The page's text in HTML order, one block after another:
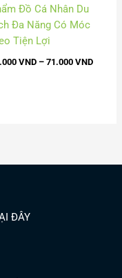
Đồ Cá Nhân Du
Đa Năng Có Móc
Tiện Lợi
VND – 71.000 VND
ĐÂY